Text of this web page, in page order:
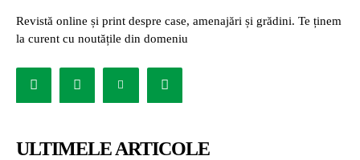
Revistă online și print despre case, amenajări și grădini. Te ținem
la curent cu noutățile din domeniu
ULTIMELE ARTICOLE